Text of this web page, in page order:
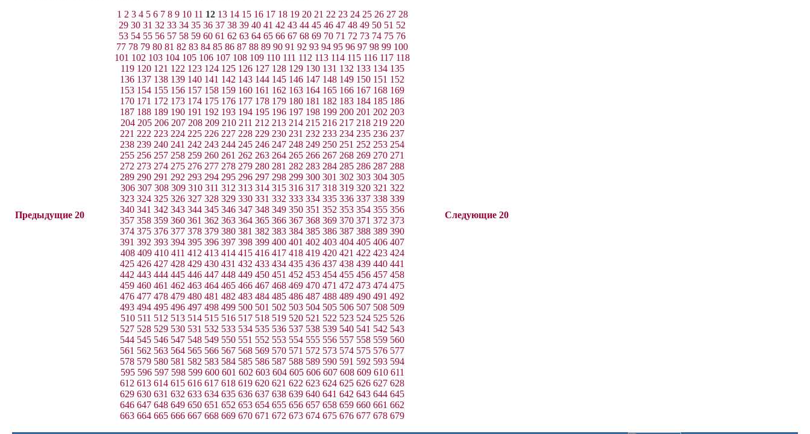
Предыдущие 20
1 2 3 4 5 6 7 8 9 10 11 12 13 14 15 16 17 18 19 20 21 22 23 24 25 26 27 28
29 30 31 32 33 34 35 36 37 38 39 40 41 42 43 44 45 46 47 48 49 50 51 52
53 54 55 56 57 58 59 60 61 62 63 64 65 66 67 68 69 70 71 72 73 74 75 76
77 78 79 80 81 82 83 84 85 86 87 88 89 90 91 92 93 94 95 96 97 98 99 100
101 102 103 104 105 106 107 108 109 110 111 112 113 114 115 116 117 118
119 120 121 122 123 124 125 126 127 128 129 130 131 132 133 134 135
136 137 138 139 140 141 142 143 144 145 146 147 148 149 150 151 152
153 154 155 156 157 158 159 160 161 162 163 164 165 166 167 168 169
170 171 172 173 174 175 176 177 178 179 180 181 182 183 184 185 186
187 188 189 190 191 192 193 194 195 196 197 198 199 200 201 202 203
204 205 206 207 208 209 210 211 212 213 214 215 216 217 218 219 220
221 222 223 224 225 226 227 228 229 230 231 232 233 234 235 236 237
238 239 240 241 242 243 244 245 246 247 248 249 250 251 252 253 254
255 256 257 258 259 260 261 262 263 264 265 266 267 268 269 270 271
272 273 274 275 276 277 278 279 280 281 282 283 284 285 286 287 288
289 290 291 292 293 294 295 296 297 298 299 300 301 302 303 304 305
306 307 308 309 310 311 312 313 314 315 316 317 318 319 320 321 322
323 324 325 326 327 328 329 330 331 332 333 334 335 336 337 338 339
340 341 342 343 344 345 346 347 348 349 350 351 352 353 354 355 356
357 358 359 360 361 362 363 364 365 366 367 368 369 370 371 372 373
374 375 376 377 378 379 380 381 382 383 384 385 386 387 388 389 390
391 392 393 394 395 396 397 398 399 400 401 402 403 404 405 406 407
408 409 410 411 412 413 414 415 416 417 418 419 420 421 422 423 424
425 426 427 428 429 430 431 432 433 434 435 436 437 438 439 440 441
442 443 444 445 446 447 448 449 450 451 452 453 454 455 456 457 458
459 460 461 462 463 464 465 466 467 468 469 470 471 472 473 474 475
476 477 478 479 480 481 482 483 484 485 486 487 488 489 490 491 492
493 494 495 496 497 498 499 500 501 502 503 504 505 506 507 508 509
510 511 512 513 514 515 516 517 518 519 520 521 522 523 524 525 526
527 528 529 530 531 532 533 534 535 536 537 538 539 540 541 542 543
544 545 546 547 548 549 550 551 552 553 554 555 556 557 558 559 560
561 562 563 564 565 566 567 568 569 570 571 572 573 574 575 576 577
578 579 580 581 582 583 584 585 586 587 588 589 590 591 592 593 594
595 596 597 598 599 600 601 602 603 604 605 606 607 608 609 610 611
612 613 614 615 616 617 618 619 620 621 622 623 624 625 626 627 628
629 630 631 632 633 634 635 636 637 638 639 640 641 642 643 644 645
646 647 648 649 650 651 652 653 654 655 656 657 658 659 660 661 662
663 664 665 666 667 668 669 670 671 672 673 674 675 676 677 678 679
Следующие 20